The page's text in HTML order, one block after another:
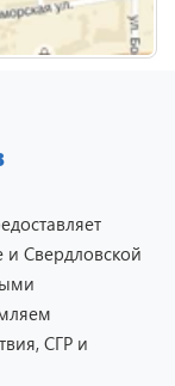
и Свердловской
СГР и